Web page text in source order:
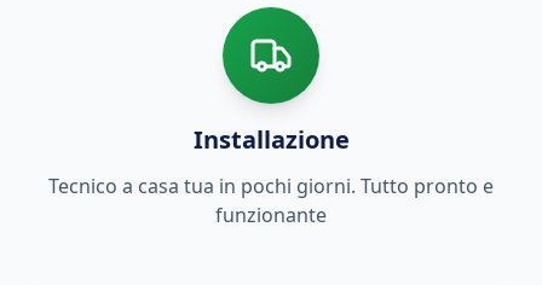
Installazione
Tecnico a casa tua in pochi giorni. Tutto pronto e
funzionante